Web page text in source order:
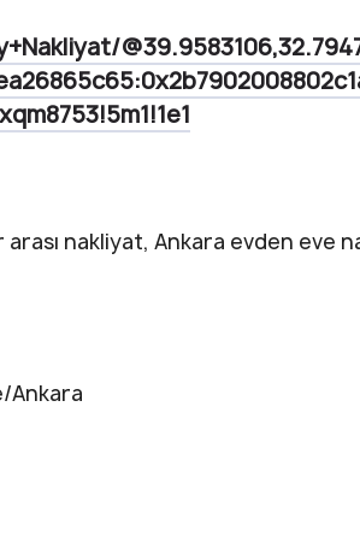
nakliyat, Ankara evden eve
Ankara